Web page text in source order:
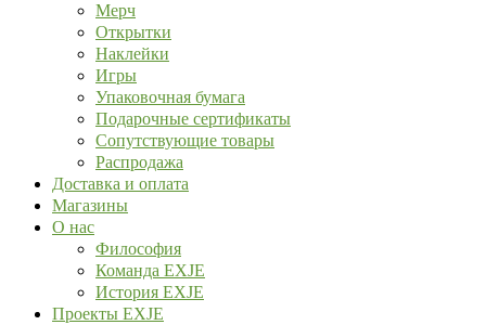
Мерч
Открытки
Наклейки
Игры
Упаковочная бумага
Подарочные сертификаты
Сопутствующие товары
Распродажа
Доставка и оплата
Магазины
О нас
Философия
Команда EXJE
История EXJE
Проекты EXJE